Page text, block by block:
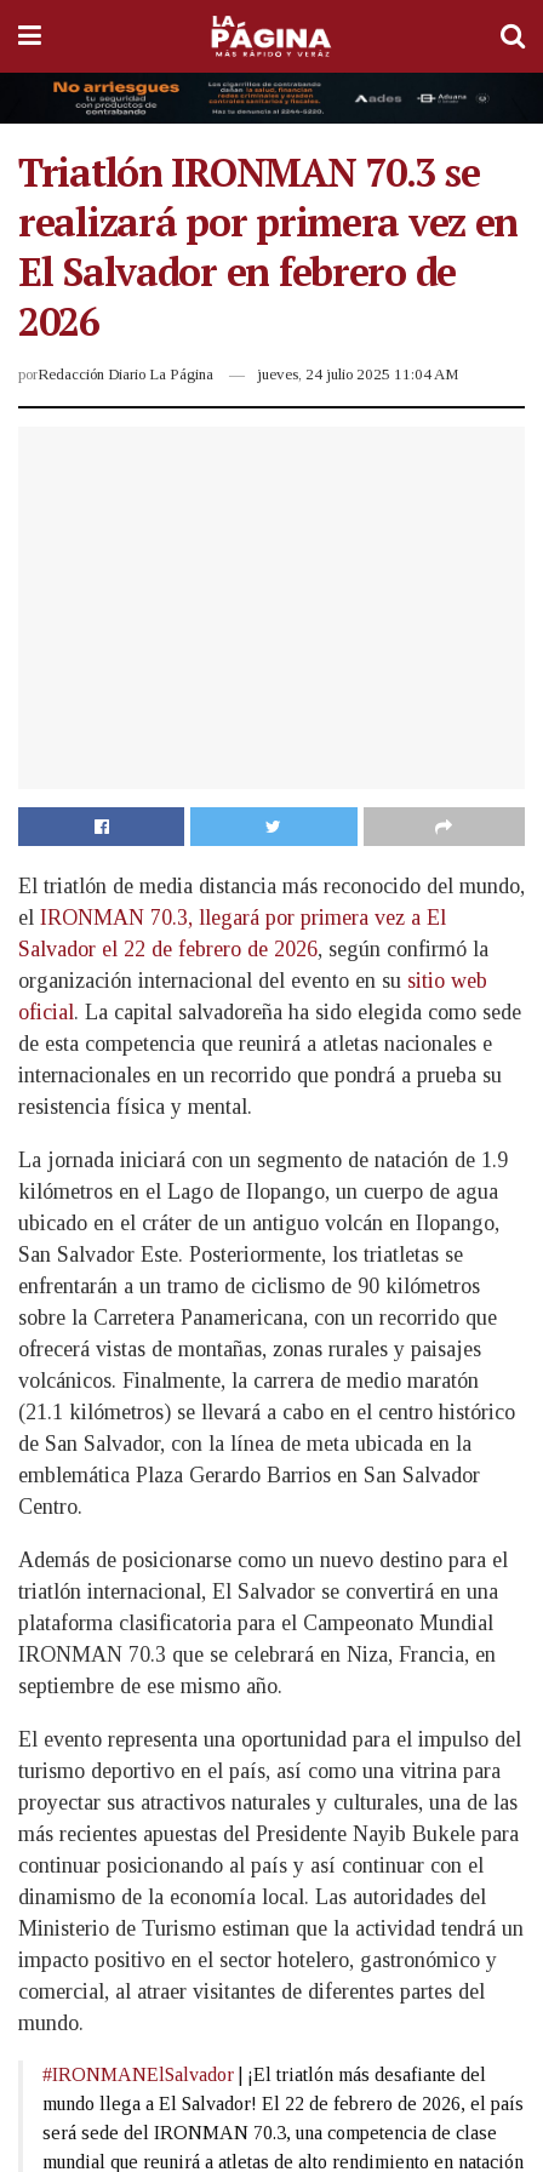
Triatlón IRONMAN 70.3 se
realizará por primera vez en
El Salvador en febrero de
2026
porRedacción Diario La Página jueves, 24 julio 2025 11:04 AM
El triatlón de media distancia más reconocido del mundo,
el IRONMAN 70.3, llegará por primera vez a El
Salvador el 22 de febrero de 2026, según confirmó la
organización internacional del evento en su sitio web
oficial. La capital salvadoreña ha sido elegida como sede
de esta competencia que reunirá a atletas nacionales e
internacionales en un recorrido que pondrá a prueba su
resistencia física y mental.
La jornada iniciará con un segmento de natación de 1.9
kilómetros en el Lago de Ilopango, un cuerpo de agua
ubicado en el cráter de un antiguo volcán en Ilopango,
San Salvador Este. Posteriormente, los triatletas se
enfrentarán a un tramo de ciclismo de 90 kilómetros
sobre la Carretera Panamericana, con un recorrido que
ofrecerá vistas de montañas, zonas rurales y paisajes
volcánicos. Finalmente, la carrera de medio maratón
(21.1 kilómetros) se llevará a cabo en el centro histórico
de San Salvador, con la línea de meta ubicada en la
emblemática Plaza Gerardo Barrios en San Salvador
Centro.
Además de posicionarse como un nuevo destino para el
triatlón internacional, El Salvador se convertirá en una
plataforma clasificatoria para el Campeonato Mundial
IRONMAN 70.3 que se celebrará en Niza, Francia, en
septiembre de ese mismo año.
El evento representa una oportunidad para el impulso del
turismo deportivo en el país, así como una vitrina para
proyectar sus atractivos naturales y culturales, una de las
más recientes apuestas del Presidente Nayib Bukele para
continuar posicionando al país y así continuar con el
dinamismo de la economía local. Las autoridades del
Ministerio de Turismo estiman que la actividad tendrá un
impacto positivo en el sector hotelero, gastronómico y
comercial, al atraer visitantes de diferentes partes del
mundo.
#IRONMANElSalvador | ¡El triatlón más desafiante del
mundo llega a El Salvador! El 22 de febrero de 2026, el país
será sede del IRONMAN 70.3, una competencia de clase
mundial que reunirá a atletas de alto rendimiento en natación